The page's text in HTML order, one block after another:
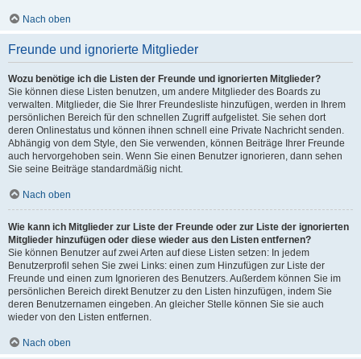
Nach oben
Freunde und ignorierte Mitglieder
Wozu benötige ich die Listen der Freunde und ignorierten Mitglieder?
Sie können diese Listen benutzen, um andere Mitglieder des Boards zu
verwalten. Mitglieder, die Sie Ihrer Freundesliste hinzufügen, werden in Ihrem
persönlichen Bereich für den schnellen Zugriff aufgelistet. Sie sehen dort
deren Onlinestatus und können ihnen schnell eine Private Nachricht senden.
Abhängig von dem Style, den Sie verwenden, können Beiträge Ihrer Freunde
auch hervorgehoben sein. Wenn Sie einen Benutzer ignorieren, dann sehen
Sie seine Beiträge standardmäßig nicht.
Nach oben
Wie kann ich Mitglieder zur Liste der Freunde oder zur Liste der ignorierten
Mitglieder hinzufügen oder diese wieder aus den Listen entfernen?
Sie können Benutzer auf zwei Arten auf diese Listen setzen: In jedem
Benutzerprofil sehen Sie zwei Links: einen zum Hinzufügen zur Liste der
Freunde und einen zum Ignorieren des Benutzers. Außerdem können Sie im
persönlichen Bereich direkt Benutzer zu den Listen hinzufügen, indem Sie
deren Benutzernamen eingeben. An gleicher Stelle können Sie sie auch
wieder von den Listen entfernen.
Nach oben